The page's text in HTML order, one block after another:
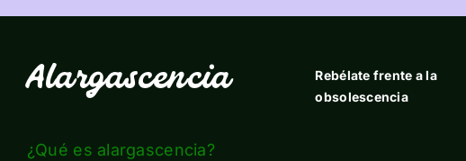
Alargascencia
Rebélate frente a la
obsolescencia
¿Qué es alargascencia?